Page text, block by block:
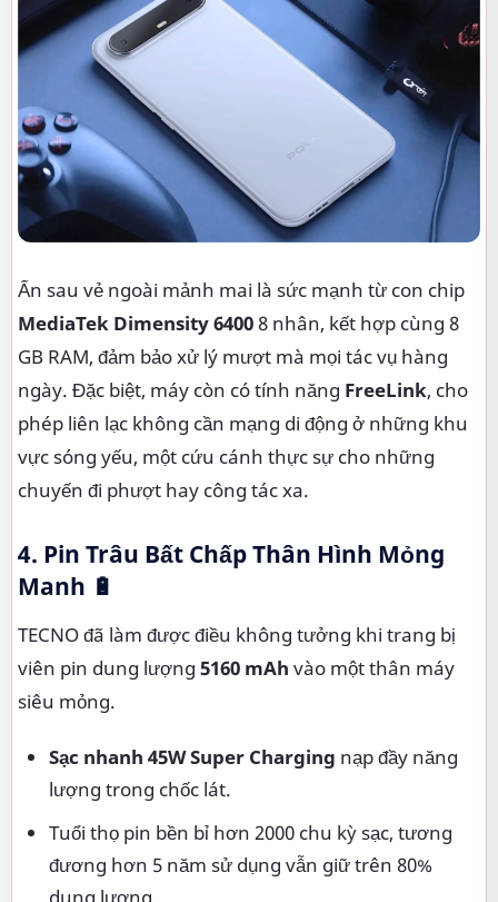
Ẩn sau vẻ ngoài mảnh mai là sức mạnh từ con chip
MediaTek Dimensity 6400 8 nhân, kết hợp cùng 8
GB RAM, đảm bảo xử lý mượt mà mọi tác vụ hàng
ngày. Đặc biệt, máy còn có tính năng FreeLink, cho
phép liên lạc không cần mạng di động ở những khu
vực sóng yếu, một cứu cánh thực sự cho những
chuyến đi phượt hay công tác xa.
4. Pin Trâu Bất Chấp Thân Hình Mỏng
Manh 🔋
TECNO đã làm được điều không tưởng khi trang bị
viên pin dung lượng 5160 mAh vào một thân máy
siêu mỏng.
Sạc nhanh 45W Super Charging nạp đầy năng
lượng trong chốc lát.
Tuổi thọ pin bền bỉ hơn 2000 chu kỳ sạc, tương
đương hơn 5 năm sử dụng vẫn giữ trên 80%